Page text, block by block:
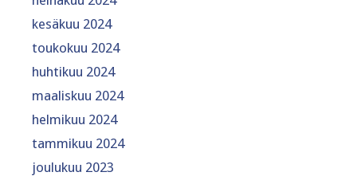
kesäkuu 2024
toukokuu 2024
huhtikuu 2024
maaliskuu 2024
helmikuu 2024
tammikuu 2024
joulukuu 2023